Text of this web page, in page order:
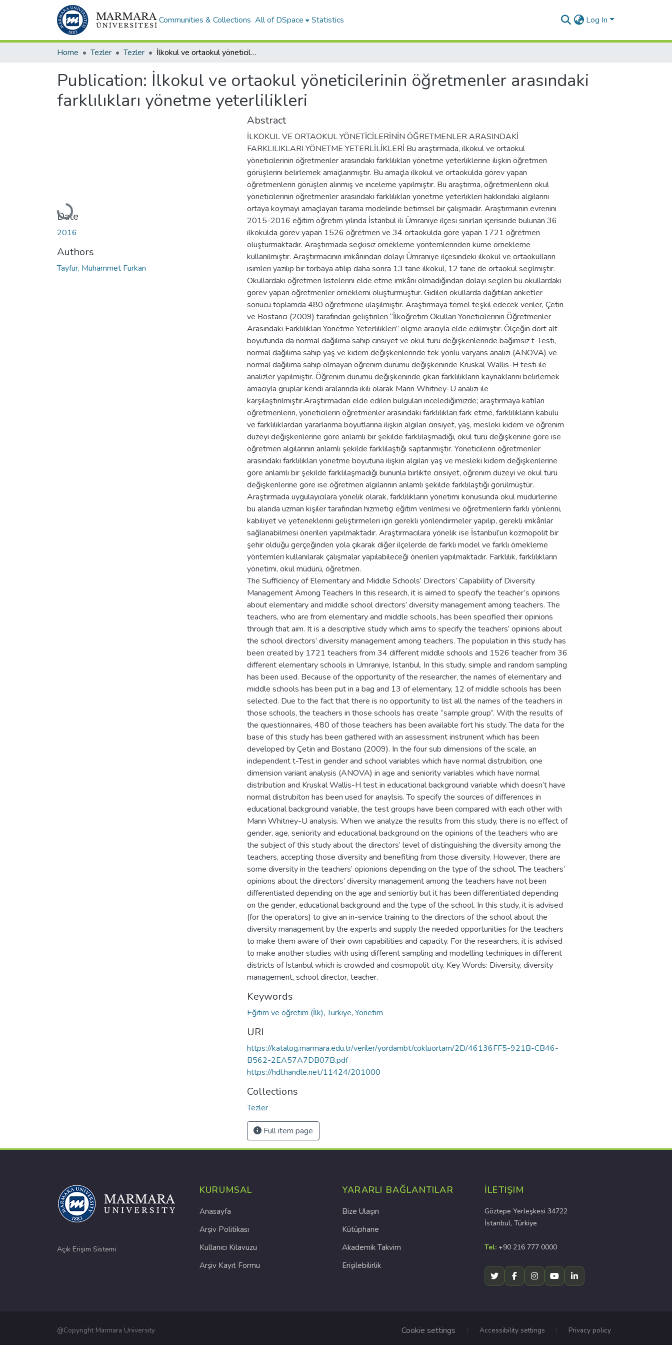
Communities & Collections All of DSpace Statistics Log In
Home Tezler Tezler İlkokul ve ortaokul yöneticilerinin öğretmenler arasındaki farklılıkları yönetme yeterlilikleri
Publication: İlkokul ve ortaokul yöneticilerinin öğretmenler arasındaki
farklılıkları yönetme yeterlilikleri
Loading...
Date
2016
Authors
Tayfur, Muhammet Furkan
Abstract
İLKOKUL VE ORTAOKUL YÖNETİCİLERİNİN ÖĞRETMENLER ARASINDAKİ
FARKLILIKLARI YÖNETME YETERLİLİKLERİ Bu araştırmada, ilkokul ve ortaokul
yöneticilerinin öğretmenler arasındaki farklılıkları yönetme yeterliklerine ilişkin öğretmen
görüşlerini belirlemek amaçlanmıştır. Bu amaçla ilkokul ve ortaokulda görev yapan
öğretmenlerin görüşleri alınmış ve inceleme yapılmıştır. Bu araştırma, öğretmenlerin okul
yöneticilerinin öğretmenler arasındaki farklılıkları yönetme yeterlikleri hakkındaki algılarını
ortaya koymayı amaçlayan tarama modelinde betimsel bir çalışmadır. Araştırmanın evrenini
2015-2016 eğitim öğretim yılında İstanbul ili Ümraniye ilçesi sınırları içerisinde bulunan 36
ilkokulda görev yapan 1526 öğretmen ve 34 ortaokulda göre yapan 1721 öğretmen
oluşturmaktadır. Araştırmada seçkisiz örnekleme yöntemlerinden küme örnekleme
kullanılmıştır. Araştırmacının imkânından dolayı Ümraniye ilçesindeki ilkokul ve ortaokulların
isimleri yazılıp bir torbaya atılıp daha sonra 13 tane ilkokul, 12 tane de ortaokul seçilmiştir.
Okullardaki öğretmen listelerini elde etme imkânı olmadığından dolayı seçilen bu okullardaki
görev yapan öğretmenler örneklemi oluşturmuştur. Gidilen okullarda dağıtılan anketler
sonucu toplamda 480 öğretmene ulaşılmıştır. Araştırmaya temel teşkil edecek veriler, Çetin
ve Bostancı (2009) tarafından geliştirilen “İlköğretim Okulları Yöneticilerinin Öğretmenler
Arasındaki Farklılıkları Yönetme Yeterlilikleri” ölçme aracıyla elde edilmiştir. Ölçeğin dört alt
boyutunda da normal dağılıma sahip cinsiyet ve okul türü değişkenlerinde bağımsız t-Testi,
normal dağılıma sahip yaş ve kıdem değişkenlerinde tek yönlü varyans analizi (ANOVA) ve
normal dağılıma sahip olmayan öğrenim durumu değişkeninde Kruskal Wallis-H testi ile
analizler yapılmıştır. Öğrenim durumu değişkeninde çıkan farklılıkların kaynaklarını belirlemek
amacıyla gruplar kendi aralarında ikili olarak Mann Whitney-U analizi ile
karşılaştırılmıştır.Araştırmadan elde edilen bulguları incelediğimizde; araştırmaya katılan
öğretmenlerin, yöneticilerin öğretmenler arasındaki farklılıkları fark etme, farklılıkların kabulü
ve farklılıklardan yararlanma boyutlarına ilişkin algıları cinsiyet, yaş, mesleki kıdem ve öğrenim
düzeyi değişkenlerine göre anlamlı bir şekilde farklılaşmadığı, okul türü değişkenine göre ise
öğretmen algılarının anlamlı şekilde farklılaştığı saptanmıştır. Yöneticilerin öğretmenler
arasındaki farklılıkları yönetme boyutuna ilişkin algıları yaş ve mesleki kıdem değişkenlerine
göre anlamlı bir şekilde farklılaşmadığı bununla birlikte cinsiyet, öğrenim düzeyi ve okul türü
değişkenlerine göre ise öğretmen algılarının anlamlı şekilde farklılaştığı görülmüştür.
Araştırmada uygulayıcılara yönelik olarak, farklılıkların yönetimi konusunda okul müdürlerine
bu alanda uzman kişiler tarafından hizmetiçi eğitim verilmesi ve öğretmenlerin farklı yönlerini,
kabiliyet ve yeteneklerini geliştirmeleri için gerekli yönlendirmeler yapılıp, gerekli imkânlar
sağlanabilmesi önerileri yapılmaktadır. Araştırmacılara yönelik ise İstanbul’un kozmopolit bir
şehir olduğu gerçeğinden yola çıkarak diğer ilçelerde de farklı model ve farklı örnekleme
yöntemleri kullanılarak çalışmalar yapılabileceği önerileri yapılmaktadır. Farklılık, farklılıkların
yönetimi, okul müdürü, öğretmen.
The Sufficiency of Elementary and Middle Schools’ Directors’ Capability of Diversity
Management Among Teachers In this research, it is aimed to specify the teacher’s opinions
about elementary and middle school directors’ diversity management among teachers. The
teachers, who are from elementary and middle schools, has been specified their opinions
through that aim. It is a descriptive study which aims to specify the teachers’ opinions about
the school directors’ diversity management among teachers. The population in this study has
been created by 1721 teachers from 34 different middle schools and 1526 teacher from 36
different elementary schools in Umraniye, Istanbul. In this study, simple and random sampling
has been used. Because of the opportunity of the researcher, the names of elementary and
middle schools has been put in a bag and 13 of elementary, 12 of middle schools has been
selected. Due to the fact that there is no opportunity to list all the names of the teachers in
those schools, the teachers in those schools has create “sample group”. With the results of
the questionnaires, 480 of those teachers has been available fort his study. The data for the
base of this study has been gathered with an assessment instrunent which has been
developed by Çetin and Bostancı (2009). In the four sub dimensions of the scale, an
independent t-Test in gender and school variables which have normal distrubition, one
dimension variant analysis (ANOVA) in age and seniority variables which have normal
distribution and Kruskal Wallis-H test in educational background variable which doesn’t have
normal distrubiton has been used for anaylsis. To specify the sources of differences in
educational background variable, the test groups have been compared with each other with
Mann Whitney-U analysis. When we analyze the results from this study, there is no effect of
gender, age, seniority and educational background on the opinions of the teachers who are
the subject of this study about the directors’ level of distinguishing the diversity among the
teachers, accepting those diversity and benefiting from those diversity. However, there are
some diversity in the teachers’ opionions depending on the type of the school. The teachers’
opinions about the directors’ diversity management among the teachers have not been
differentiated depending on the age and seniortiy but it has been differentiated depending
on the gender, educational background and the type of the school. In this study, it is advised
(for the operators) to give an in-service training to the directors of the school about the
diversity management by the experts and supply the needed opportunities for the teachers
to make them aware of their own capabilities and capacity. For the researchers, it is advised
to make another studies with using different sampling and modelling techniques in different
districts of Istanbul which is crowded and cosmopolit city. Key Words: Diversity, diversity
management, school director, teacher.
Keywords
Eğitim ve öğretim (İlk),Türkiye, Yönetim
URI
https://katalog.marmara.edu.tr/veriler/yordambt/cokluortam/2D/46136FF5-921B-CB46-
B562-2EA57A7DB07B.pdf
https://hdl.handle.net/11424/201000
Collections
Tezler
Full item page
Açık Erişim Sistemi
KURUMSAL
Anasayfa
Arşiv Politikası
Kullanıcı Kılavuzu
Arşiv Kayıt Formu
YARARLI BAĞLANTILAR
Bize Ulaşın
Kütüphane
Akademik Takvim
Erişilebilirlik
İLETIŞIM
Göztepe Yerleşkesi 34722
İstanbul, Türkiye
Tel: +90 216 777 0000
@Copyright Marmara University Cookie settings Accessibility settings Privacy policy